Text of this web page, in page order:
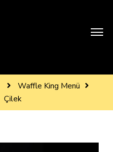
Waffle King Menü
Çilek